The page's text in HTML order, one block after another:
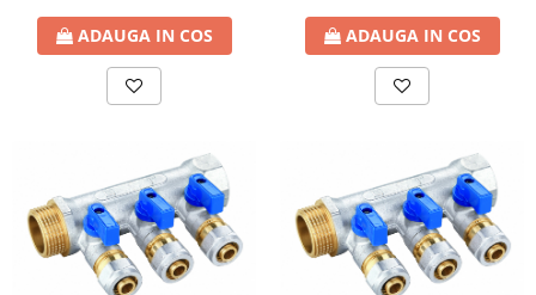
ADAUGA IN COS ADAUGA IN COS